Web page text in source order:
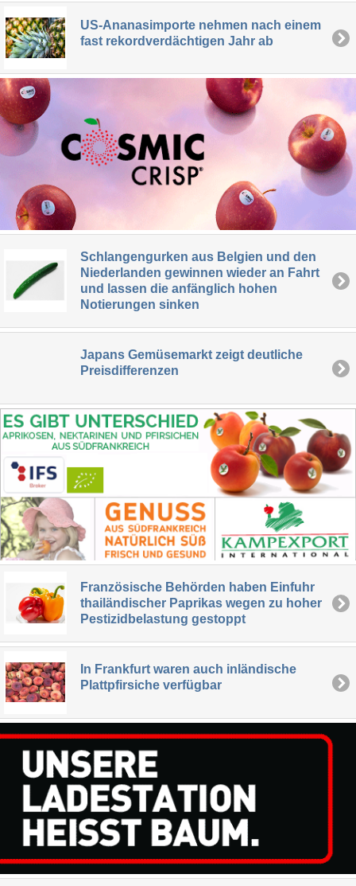
US-Ananasimporte nehmen nach einem
fast rekordverdächtigen Jahr ab
Schlangengurken aus Belgien und den
Niederlanden gewinnen wieder an Fahrt
und lassen die anfänglich hohen
Notierungen sinken
Japans Gemüsemarkt zeigt deutliche
Preisdifferenzen
Französische Behörden haben Einfuhr
thailändischer Paprikas wegen zu hoher
Pestizidbelastung gestoppt
In Frankfurt waren auch inländische
Plattpfirsiche verfügbar